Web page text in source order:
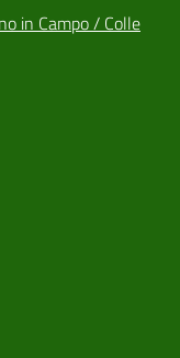
in Campo / Colle